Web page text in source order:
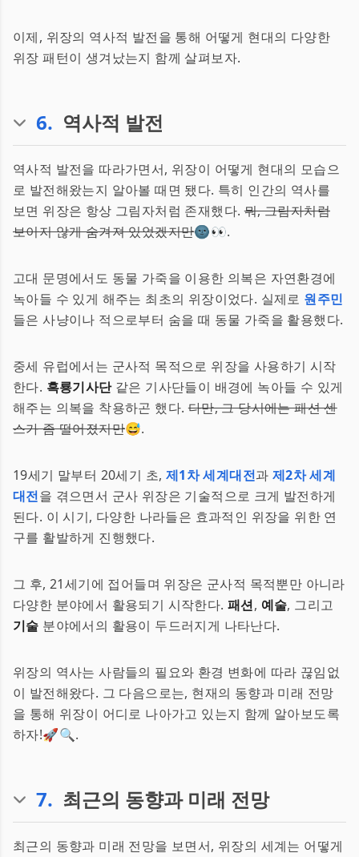
이제, 위장의 역사적 발전을 통해 어떻게 현대의 다양한
위장 패턴이 생겨났는지 함께 살펴보자.
6. 역사적 발전
역사적 발전을 따라가면서, 위장이 어떻게 현대의 모습으
로 발전해왔는지 알아볼 때면 됐다. 특히 인간의 역사를
보면 위장은 항상 그림자처럼 존재했다.뭐, 그림자처럼
보이지 않게 숨겨져 있었겠지만🌚👀.
고대 문명에서도 동물 가죽을 이용한 의복은 자연환경에
녹아들 수 있게 해주는 최초의 위장이었다. 실제로 원주민
들은 사냥이나 적으로부터 숨을 때 동물 가죽을 활용했다.
중세 유럽에서는 군사적 목적으로 위장을 사용하기 시작
한다. 흑룡기사단같은 기사단들이 배경에 녹아들 수 있게
해주는 의복을 착용하곤 했다.다만, 그 당시에는 패션 센
스가 좀 떨어졌지만😅.
19세기 말부터 20세기 초, 제1차 세계대전과 제2차 세계
대전을 겪으면서 군사 위장은 기술적으로 크게 발전하게
된다. 이 시기, 다양한 나라들은 효과적인 위장을 위한 연
구를 활발하게 진행했다.
그 후, 21세기에 접어들며 위장은 군사적 목적뿐만 아니라
다양한 분야에서 활용되기 시작한다. 패션, 예술, 그리고
기술 분야에서의 활용이 두드러지게 나타난다.
위장의 역사는 사람들의 필요와 환경 변화에 따라 끊임없
이 발전해왔다. 그 다음으로는, 현재의 동향과 미래 전망
을 통해 위장이 어디로 나아가고 있는지 함께 알아보도록
하자!🚀🔍.
7. 최근의 동향과 미래 전망
최근의 동향과 미래 전망을 보면서, 위장의 세계는 어떻게